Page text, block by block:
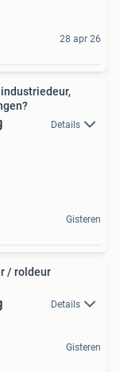
28 apr 26
Details
Gisteren
/ roldeur
Details
Gisteren